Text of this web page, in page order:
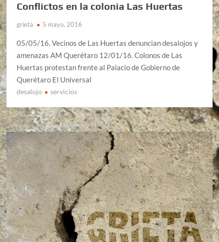
Conflictos en la colonia Las Huertas
grieta 5 mayo, 2016
05/05/16. Vecinos de Las Huertas denuncian desalojos y
amenazas AM Querétaro 12/01/16. Colonos de Las
Huertas protestan frente al Palacio de Gobierno de
Querétaro El Universal
desalojo servicios